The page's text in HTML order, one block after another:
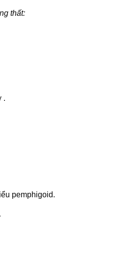
thất:
.
pemphigoid.